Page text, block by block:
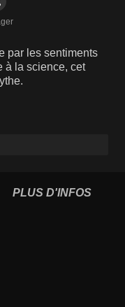
par les sentiments
à la science, cet
PLUS D'INFOS